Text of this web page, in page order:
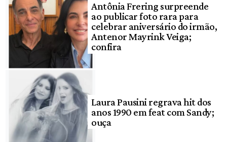
Antônia Frering surpreende
ao publicar foto rara para
celebrar aniversário do irmão,
Antenor Mayrink Veiga;
confira
Laura Pausini regrava hit dos
anos 1990 em feat com Sandy;
ouça